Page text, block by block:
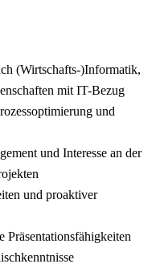
(Wirtschafts-)Informatik,
mit IT-Bezug
und
und Interesse an der
und proaktiver
Präsentationsfähigkeiten